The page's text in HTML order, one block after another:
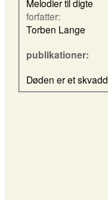
Melodier til digte
forfatter:
Torben Lange
publikationer: